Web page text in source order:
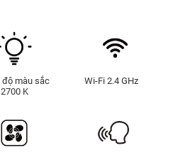
độ màu sắc
2700 K
Wi-Fi 2.4 GHz